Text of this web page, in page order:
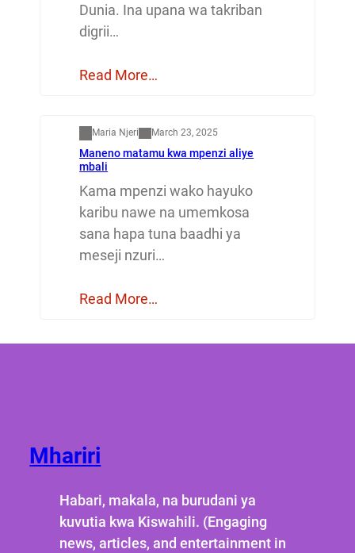
Dunia. Ina upana wa takriban
digrii…
Read More…
Maria Njeri March 23, 2025
Maneno matamu kwa mpenzi aliye
mbali
Kama mpenzi wako hayuko
karibu nawe na umemkosa
sana hapa tuna baadhi ya
meseji nzuri…
Read More…
Mhariri
Habari, makala, na burudani ya
kuvutia kwa Kiswahili. (Engaging
news, articles, and entertainment in